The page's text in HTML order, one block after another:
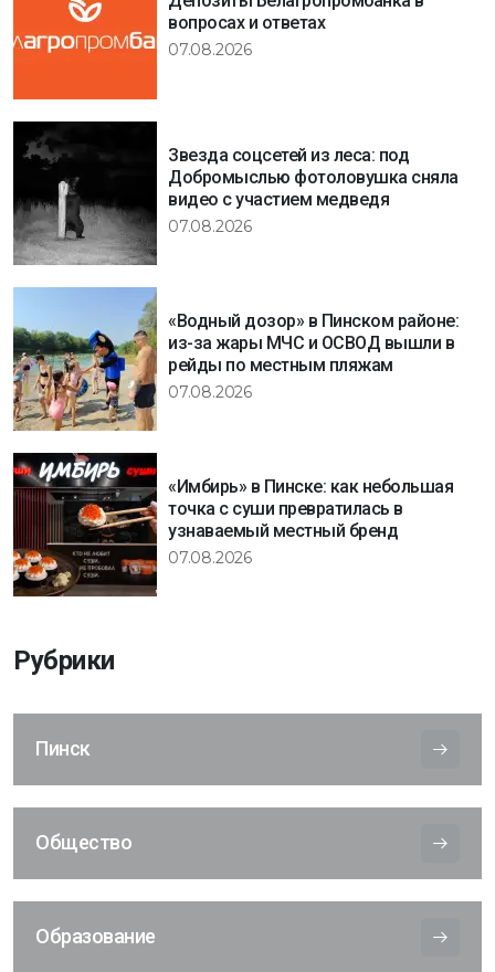
вопросах и ответах
07.08.2026
Звезда соцсетей из леса: под
Добромыслью фотоловушка сняла
видео с участием медведя
07.08.2026
«Водный дозор» в Пинском районе:
из-за жары МЧС и ОСВОД вышли в
рейды по местным пляжам
07.08.2026
«Имбирь» в Пинске: как небольшая
точка с суши превратилась в
узнаваемый местный бренд
07.08.2026
Рубрики
Пинск
Общество
Образование